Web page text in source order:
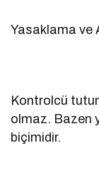
Yasaklama ve
Kontrolcü
olmaz. Bazen
biçimidir.